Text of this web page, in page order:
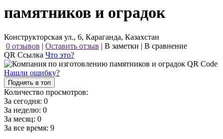
памятников и оградок
Конструкторская ул., 6, Караганда, Казахстан
0 отзывов | Оставить отзыв | В заметки | В сравнение
QR Ссылка Что это?
Нашли ошибку?
Поднять в топ
Количество просмотров:
За сегодня: 0
За неделю: 0
За месяц: 0
За все время: 9